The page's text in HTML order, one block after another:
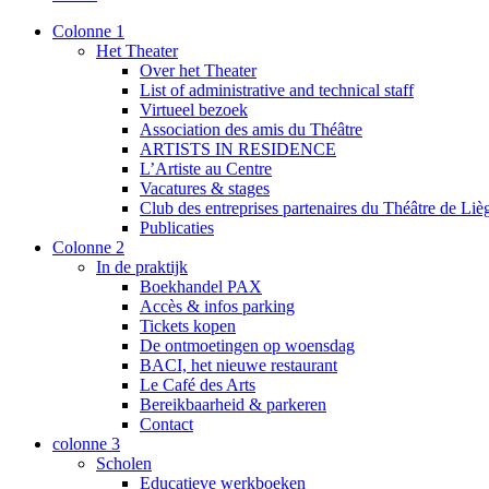
Colonne 1
Het Theater
Over het Theater
List of administrative and technical staff
Virtueel bezoek
Association des amis du Théâtre
ARTISTS IN RESIDENCE
L’Artiste au Centre
Vacatures & stages
Club des entreprises partenaires du Théâtre de
Publicaties
Colonne 2
In de praktijk
Boekhandel PAX
Accès & infos parking
Tickets kopen
De ontmoetingen op woensdag
BACI, het nieuwe restaurant
Le Café des Arts
Bereikbaarheid & parkeren
Contact
colonne 3
Scholen
Educatieve werkboeken